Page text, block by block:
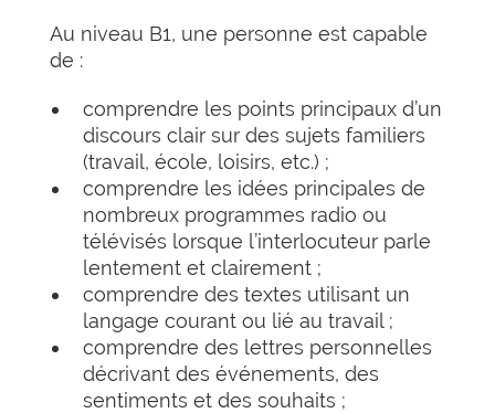
Au niveau B1, une personne est capable
de :
comprendre les points principaux d’un
discours clair sur des sujets familiers
(travail, école, loisirs, etc.) ;
comprendre les idées principales de
nombreux programmes radio ou
télévisés lorsque l’interlocuteur parle
lentement et clairement ;
comprendre des textes utilisant un
langage courant ou lié au travail ;
comprendre des lettres personnelles
décrivant des événements, des
sentiments et des souhaits ;